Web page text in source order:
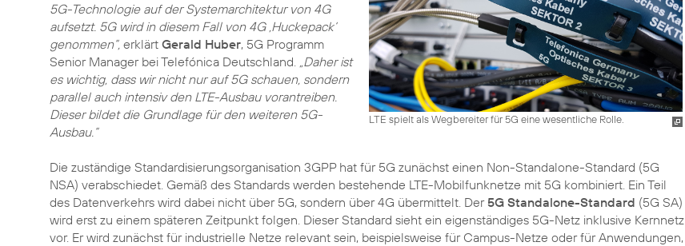
LTE spielt als Wegbereiter für 5G eine wesentliche Rolle.
5G-Technologie auf der Systemarchitektur von 4G
aufsetzt. 5G wird in diesem Fall von 4G ‚Huckepack‘
genommen“, erklärt Gerald Huber, 5G Programm
Senior Manager bei Telefónica Deutschland. „Daher ist
es wichtig, dass wir nicht nur auf 5G schauen, sondern
parallel auch intensiv den LTE-Ausbau vorantreiben.
Dieser bildet die Grundlage für den weiteren 5G-
Ausbau.“
Die zuständige Standardisierungsorganisation 3GPP hat für 5G zunächst einen Non-Standalone-Standard (5G
NSA) verabschiedet. Gemäß des Standards werden bestehende LTE-Mobilfunknetze mit 5G kombiniert. Ein Teil
des Datenverkehrs wird dabei nicht über 5G, sondern über 4G übermittelt. Der5G Standalone-Standard (5G SA)
wird erst zu einem späteren Zeitpunkt folgen. Dieser Standard sieht ein eigenständiges 5G-Netz inklusive Kernnetz
vor. Er wird zunächst für industrielle Netze relevant sein, beispielsweise für Campus-Netze oder für Anwendungen,